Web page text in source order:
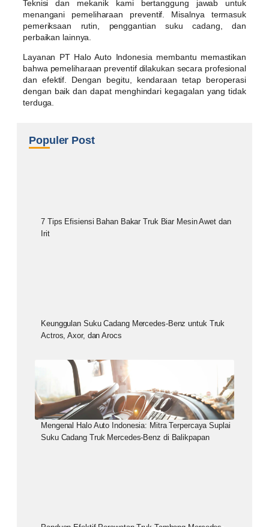
Teknisi dan mekanik kami bertanggung jawab untuk
menangani pemeliharaan preventif. Misalnya termasuk
pemeriksaan rutin, penggantian suku cadang, dan
perbaikan lainnya.
Layanan PT Halo Auto Indonesia membantu memastikan
bahwa pemeliharaan preventif dilakukan secara profesional
dan efektif. Dengan begitu, kendaraan tetap beroperasi
dengan baik dan dapat menghindari kegagalan yang tidak
terduga.
Populer Post
7 Tips Efisiensi Bahan Bakar Truk Biar Mesin Awet dan
Irit
Keunggulan Suku Cadang Mercedes-Benz untuk Truk
Actros, Axor, dan Arocs
Mengenal Halo Auto Indonesia: Mitra Terpercaya Suplai
Suku Cadang Truk Mercedes-Benz di Balikpapan